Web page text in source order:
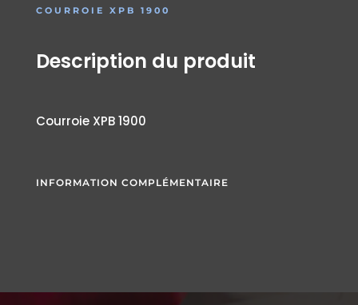
COURROIE XPB 1900
Description du produit
Courroie XPB 1900
INFORMATION COMPLÉMENTAIRE